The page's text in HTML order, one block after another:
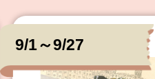
9/1～9/27